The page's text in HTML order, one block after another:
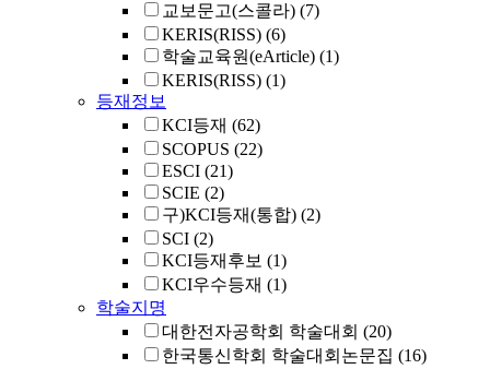
교보문고(스콜라) (7)
KERIS(RISS) (6)
학술교육원(eArticle) (1)
KERIS(RISS) (1)
등재정보
KCI등재 (62)
SCOPUS (22)
ESCI (21)
SCIE (2)
구)KCI등재(통합) (2)
SCI (2)
KCI등재후보 (1)
KCI우수등재 (1)
학술지명
대한전자공학회 학술대회 (20)
한국통신학회 학술대회논문집 (16)